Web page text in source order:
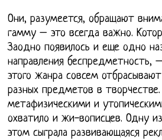
Они, разумеется, обращают
гамму – это всегда важно.
Заодно появилось и еще одно
направления беспредметность,
этого жанра совсем
разных предметов в
метафизическими и
охватило и жи-вописцев. Одну
этом сыграла развивающаяся